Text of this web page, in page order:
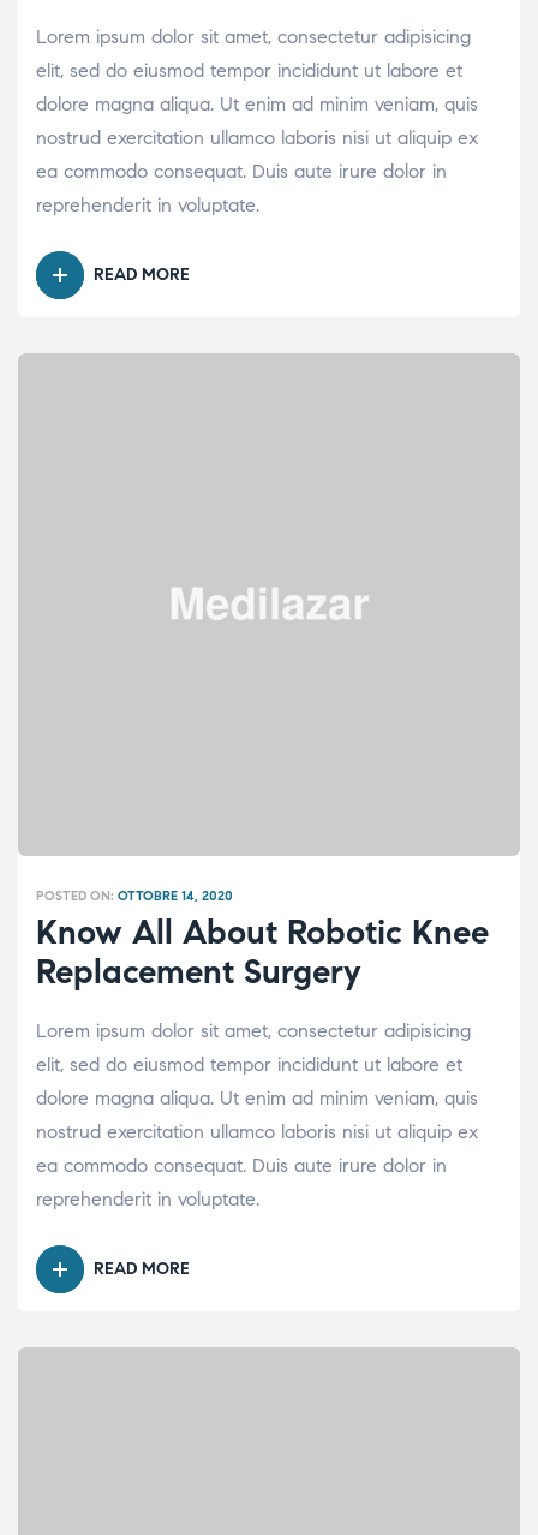
Lorem ipsum dolor sit amet, consectetur adipisicing
elit, sed do eiusmod tempor incididunt ut labore et
dolore magna aliqua. Ut enim ad minim veniam, quis
nostrud exercitation ullamco laboris nisi ut aliquip ex
ea commodo consequat. Duis aute irure dolor in
reprehenderit in voluptate.
READ MORE
POSTED ON: OTTOBRE 14, 2020
Know All About Robotic Knee
Replacement Surgery
Lorem ipsum dolor sit amet, consectetur adipisicing
elit, sed do eiusmod tempor incididunt ut labore et
dolore magna aliqua. Ut enim ad minim veniam, quis
nostrud exercitation ullamco laboris nisi ut aliquip ex
ea commodo consequat. Duis aute irure dolor in
reprehenderit in voluptate.
READ MORE